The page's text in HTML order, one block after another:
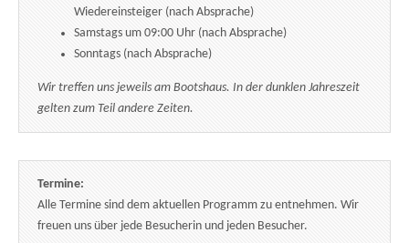
Wiedereinsteiger (nach Absprache)
Samstags um 09:00 Uhr (nach Absprache)
Sonntags (nach Absprache)
Wir treffen uns jeweils am Bootshaus. In der dunklen Jahreszeit
gelten zum Teil andere Zeiten.
Termine:
Alle Termine sind dem aktuellen Programm zu entnehmen. Wir
freuen uns über jede Besucherin und jeden Besucher.